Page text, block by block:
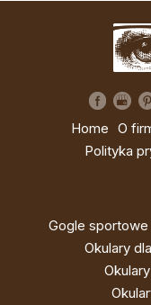
Home O
Polityka
Gogle
Okulary